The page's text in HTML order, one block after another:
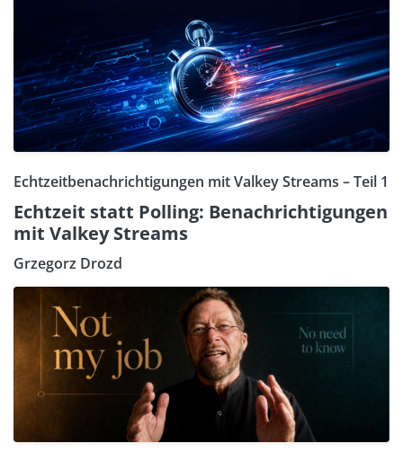
Echtzeitbenachrichtigungen mit Valkey Streams – Teil 1
Echtzeit statt Polling: Benachrichtigungen
mit Valkey Streams
Grzegorz Drozd